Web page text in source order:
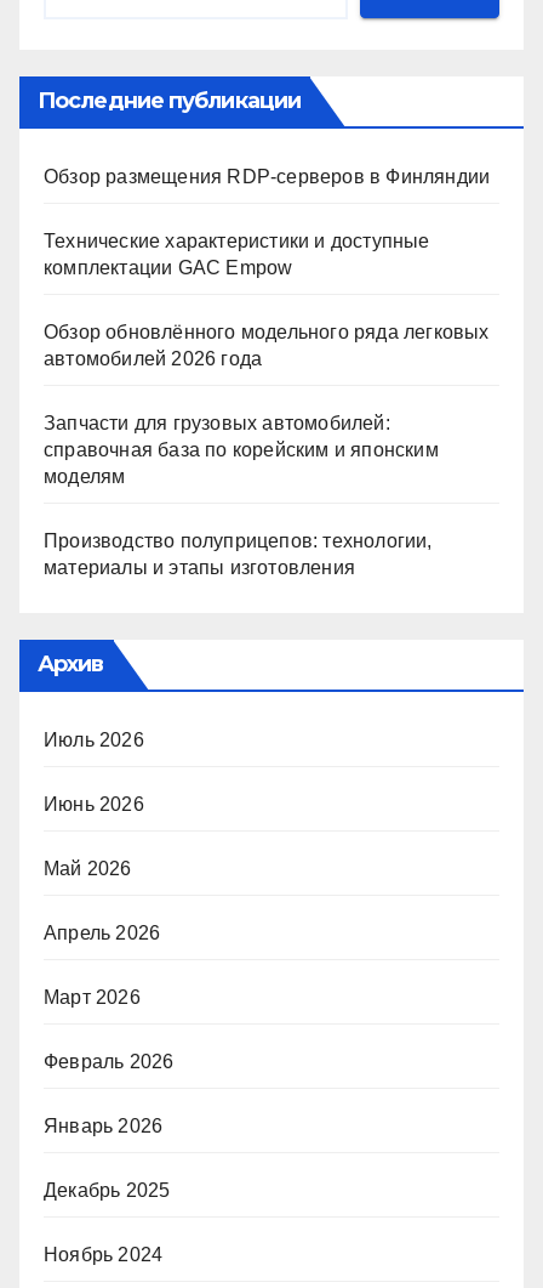
Последние публикации
Обзор размещения RDP-серверов в Финляндии
Технические характеристики и доступные
комплектации GAC Empow
Обзор обновлённого модельного ряда легковых
автомобилей 2026 года
Запчасти для грузовых автомобилей:
справочная база по корейским и японским
моделям
Производство полуприцепов: технологии,
материалы и этапы изготовления
Архив
Июль 2026
Июнь 2026
Май 2026
Апрель 2026
Март 2026
Февраль 2026
Январь 2026
Декабрь 2025
Ноябрь 2024